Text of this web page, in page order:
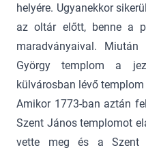
helyére. Ugyanekkor
az oltár előtt, benne a
maradványaival.
György templom a
külvárosban lévő
Amikor 1773-ban aztán
Szent János templomot
vette meg és a Szent